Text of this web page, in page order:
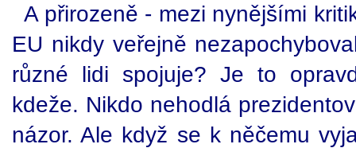
A přirozeně - mezi nynějšími
EU nikdy veřejně
různé lidi spojuje? Je to
kdeže. Nikdo nehodlá
názor. Ale když se k něčemu